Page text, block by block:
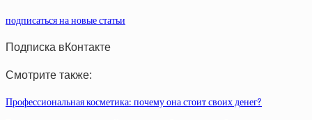
подписаться на новые статьи
Подписка вКонтакте
Смотрите также:
Профессиональная косметика: почему она стоит своих денег?